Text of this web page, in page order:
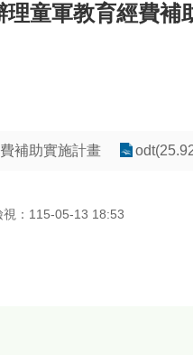
童軍教育經費補
補助實施計畫
視：115-05-13 18:53